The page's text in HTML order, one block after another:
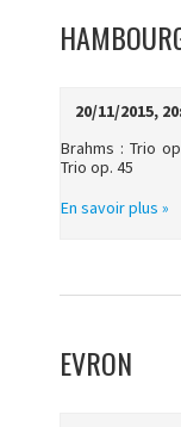
20/11/2015,
Brahms : Trio
Trio op. 45
En savoir plus »
EVRON